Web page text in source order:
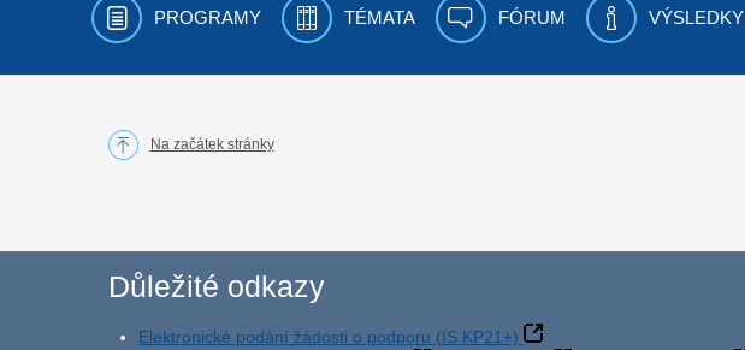
PROGRAMY TÉMATA FÓRUM VÝSLEDKY
Na začátek stránky
Důležité odkazy
Elektronické podání žádosti o podporu (IS KP21+)